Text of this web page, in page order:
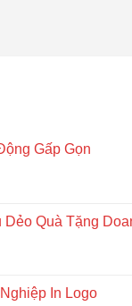
Gấp Gọn
Dẻo Quà Tặng
In Logo